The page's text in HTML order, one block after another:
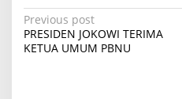
P
o
Previous post
PRESIDEN JOKOWI TERIMA
KETUA UMUM PBNU